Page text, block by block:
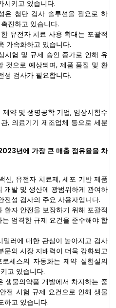
시키고 있습니다.
은 첨단 검사 솔루션을 필요로 하
진하고 있습니다.
유전자 치료 사용 확대는 포괄적
가속화하고 있습니다.
시험 및 규제 승인 증가로 인해 유
것으로 예상되며, 제품 품질 및 환
성 검사가 필요합니다.
약 및 생명공학 기업, 임상시험수
, 의료기기 제조업체 등으로 세분
년에 가장 큰 매출 점유율을 차
신, 유전자 치료제, 세포 기반 제품
개발 및 생산에 광범위하게 관여하
전성 검사의 주요 사용자입니다.
환자 안전을 보장하기 위해 포괄적
엄격한 규제 요건을 준수해야 합
러에 대한 관심이 높아지고 검사
문의 시장 지배력이 더욱 강화되고
세스의 자동화는 제약 실험실의
고 있습니다.
생물의약품 개발에서 차지하는 중
전 시험 규제 요건으로 인해 생물
하고 있습니다.